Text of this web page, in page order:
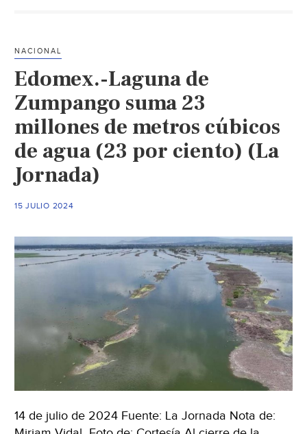
Amnistía
Internacional
por
violencia
contra
NACIONAL
Edomex.-Laguna de
Zumpango suma 23
millones de metros cúbicos
de agua (23 por ciento) (La
Jornada)
15 JULIO 2024
14 de julio de 2024 Fuente: La Jornada Nota de: